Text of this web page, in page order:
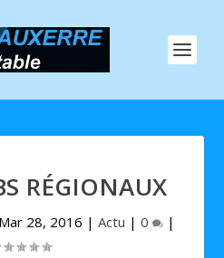
RÉGIONAUX
Mar 28, 2016 | Actu | 0 |